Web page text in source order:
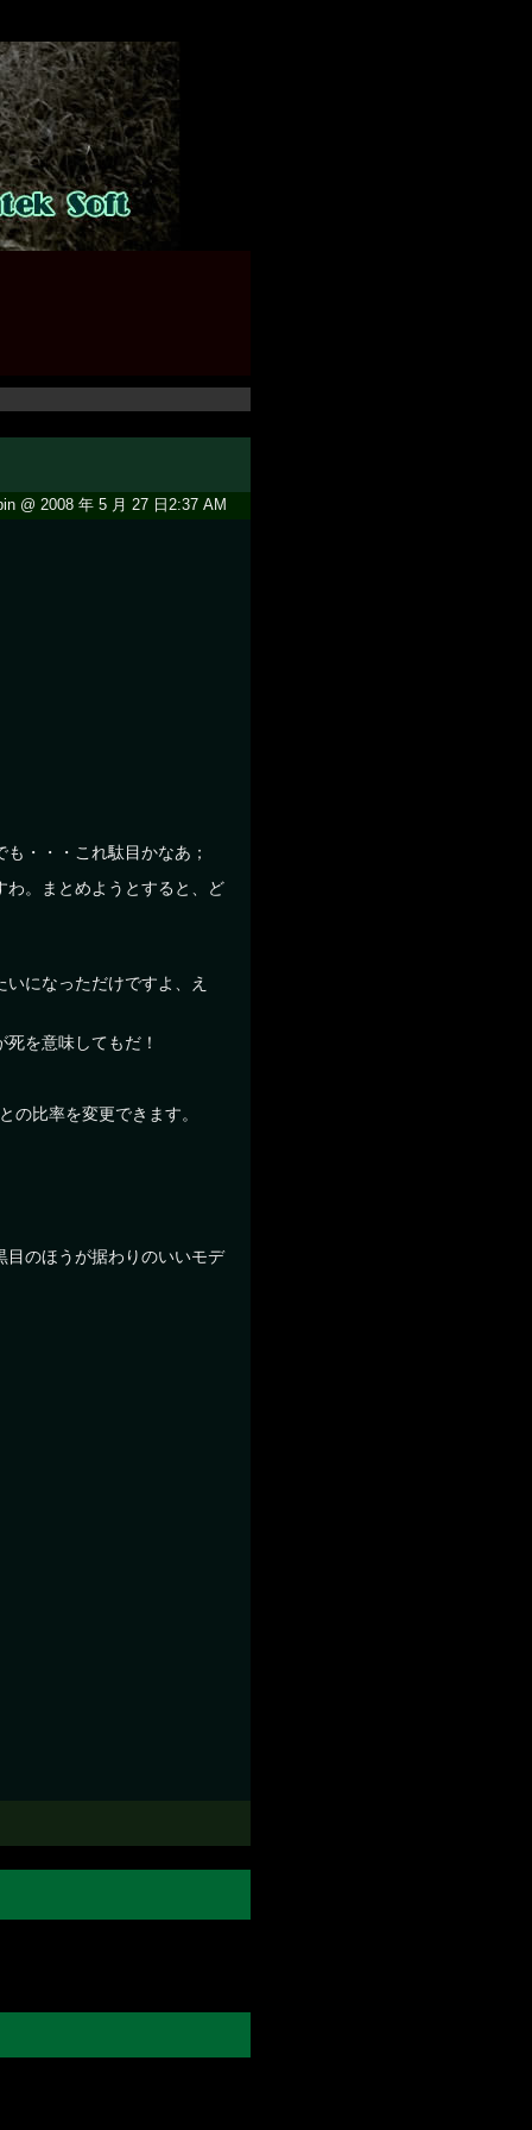
@ 2008 年 5 月 27 日2:37 AM
・・・これ駄目かなあ；
わ。まとめようとすると、ど
になっただけですよ、え
を意味してもだ！
の比率を変更できます。
のほうが据わりのいいモデ